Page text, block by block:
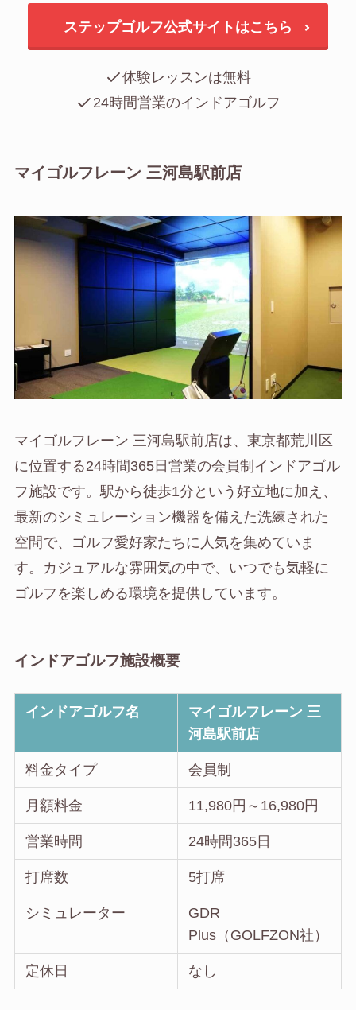
ステップゴルフ公式サイトはこちら
体験レッスンは無料
24時間営業のインドアゴルフ
マイゴルフレーン 三河島駅前店
マイゴルフレーン 三河島駅前店は、東京都荒川区
に位置する24時間365日営業の会員制インドアゴル
フ施設です。駅から徒歩1分という好立地に加え、
最新のシミュレーション機器を備えた洗練された
空間で、ゴルフ愛好家たちに人気を集めていま
す。カジュアルな雰囲気の中で、いつでも気軽に
ゴルフを楽しめる環境を提供しています。
インドアゴルフ施設概要
インドアゴルフ名
マイゴルフレーン 三
河島駅前店
料金タイプ 会員制
月額料金 11,980円～16,980円
営業時間 24時間365日
打席数 5打席
シミュレーター
GDR
Plus（GOLFZON社）
定休日 なし